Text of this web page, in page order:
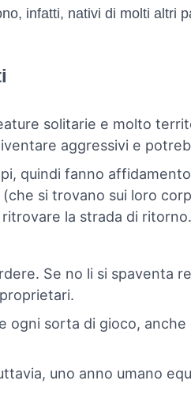
infatti, nativi di molti altri
solitarie e molto
aggressivi e
quindi fanno
si trovano sui loro
la strada di ritorno.
Se no li si spaventa
sorta di gioco,
uno anno umano